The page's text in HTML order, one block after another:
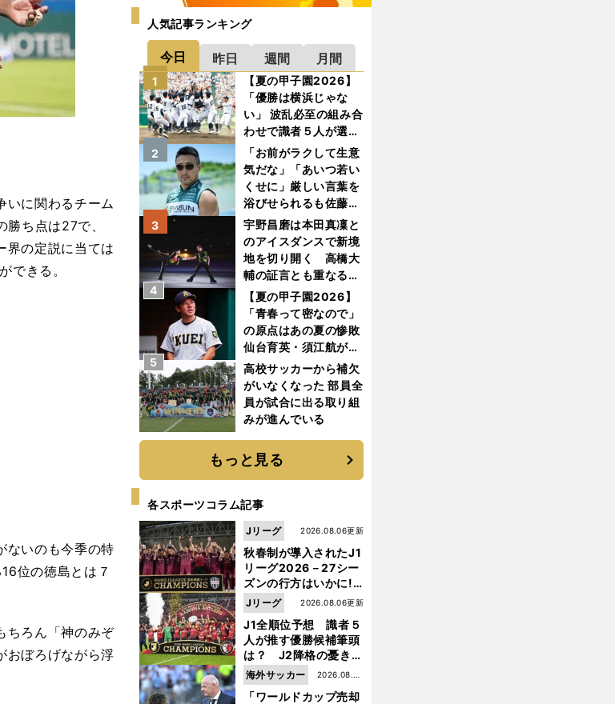
いに関わるチーム
ち点は27で、
界の定説に当ては
できる。
ないのも今季の特
位の徳島とは７
ちろん「神のみぞ
おぼろげながら浮
人気記事ランキング
今日 昨日 週間 月間
【夏の甲子園2026】
「優勝は横浜じゃな
い」 波乱必至の組み合
わせで識者５人が選ん
だ優勝校はここだ！
1
「お前がラクして生意
気だな」「あいつ若い
くせに」厳しい言葉を
浴びせられるも佐藤慎
太郎が貫いた誇りとフ
ァンへの思い
2
宇野昌磨は本田真凜と
のアイスダンスで新境
地を切り開く 高橋大
輔の証言とも重なる課
題と楽しさ
3
【夏の甲子園2026】
「青春って密なので」
の原点はあの夏の惨敗
仙台育英・須江航が明
かす"日本一1000日計
画"のすべて
4
高校サッカーから補欠
がいなくなった 部員全
員が試合に出る取り組
みが進んでいる
5
もっと見る
各スポーツコラム記事
秋春制が導入されたJ1
リーグ2026－27シー
ズンの行方はいかに!?
５人の識者が全順位
を大胆予想
2026.08.06更新
Jリーグ
J1全順位予想 識者５
人が推す優勝候補筆頭
は？ J2降格の憂き目
に遭いそうな３クラブ
とは？
2026.08.06更新
Jリーグ
「ワールドカップ売却
2026.08.05
更新
海外サッカー